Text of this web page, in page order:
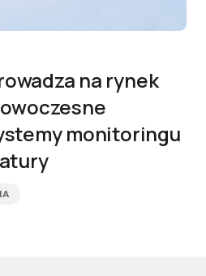
na rynek
monitoringu